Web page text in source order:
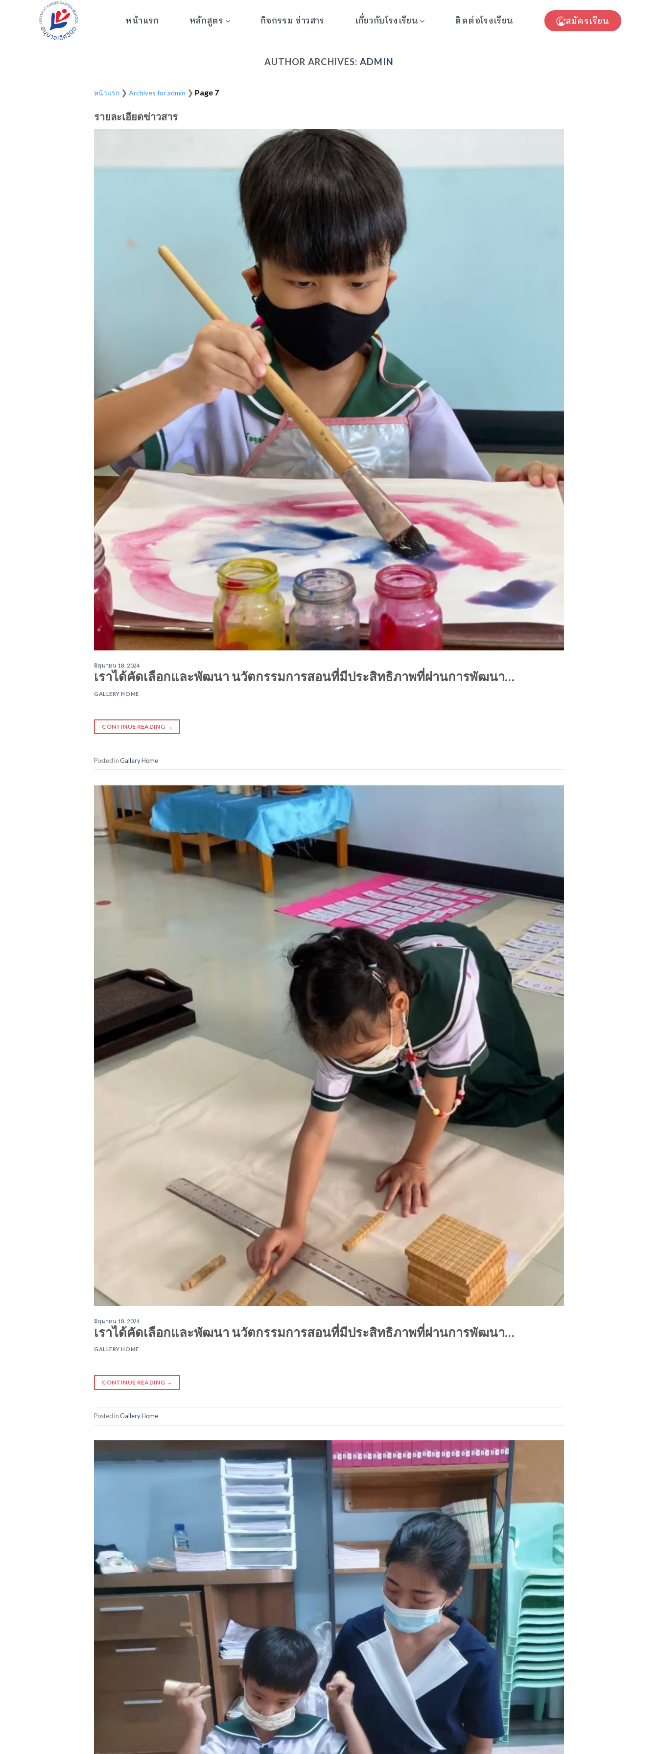
หน้าแรก หลักสูตร กิจกรรม ข่าวสาร เกี่ยวกับโรงเรียน ติดต่อโรงเรียน สมัครเรียน
AUTHOR ARCHIVES:ADMIN
หน้าแรก ❯ Archives for admin ❯ Page 7
รายละเอียดข่าวสาร
มิถุนายน 18, 2024
เราได้คัดเลือกและพัฒนา นวัตกรรมการสอนที่มีประสิทธิภาพที่ผ่านการพัฒนา…
GALLERY HOME
CONTINUE READING →
Posted inGallery Home
มิถุนายน 18, 2024
เราได้คัดเลือกและพัฒนา นวัตกรรมการสอนที่มีประสิทธิภาพที่ผ่านการพัฒนา…
GALLERY HOME
CONTINUE READING →
Posted inGallery Home